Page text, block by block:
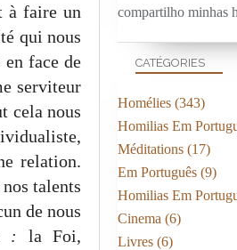
à faire un
qui nous
face de
serviteur
cela nous
relation.
talents
de nous
: la Foi,
compartilho minhas
CATÉGORIES
Homélies (343)
Homilias Em
Méditations (17)
Em Português (9)
Homilias Em
Cinema (6)
Livres (6)